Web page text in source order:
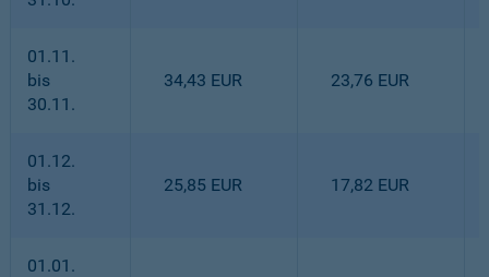
01.11.
bis
30.11.
34,43 EUR 23,76 EUR
01.12.
bis
31.12.
25,85 EUR 17,82 EUR
01.01.